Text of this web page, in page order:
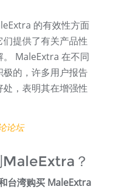
的有效性方面
提供了有关产品性
MaleExtra 在不同
的，许多用户报告
，表明其在增强性
论坛
MaleExtra？
台湾购买 MaleExtra